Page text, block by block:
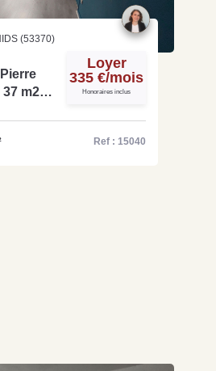
(53370)
37 m2
Loyer
335 €/mois
Honoraires inclus
Ref : 15040